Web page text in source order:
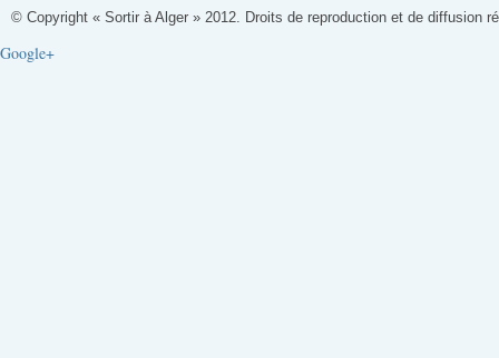
© Copyright « Sortir à Alger » 2012. Droits de reproduction et de diffusion
Google+